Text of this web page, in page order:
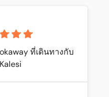
ที่เดินทางกับ